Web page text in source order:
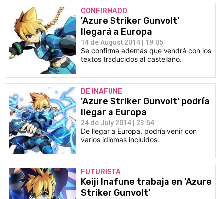
CONFIRMADO
'Azure Striker Gunvolt'
llegará a Europa
14 de August 2014 | 19:05
Se confirma además que vendrá con los
textos traducidos al castellano.
DE INAFUNE
'Azure Striker Gunvolt' podría
llegar a Europa
24 de July 2014 | 23:54
De llegar a Europa, podría venir con
varios idiomas incluidos.
FUTURISTA
Keiji Inafune trabaja en 'Azure
Striker Gunvolt'